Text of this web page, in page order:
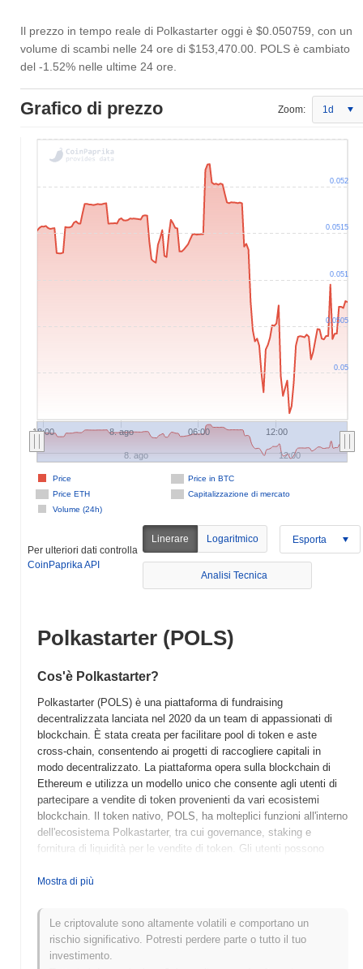
Il prezzo in tempo reale di Polkastarter oggi è $0.050759 , con un
volume di scambi nelle 24 ore di $153,470.00 . POLS è cambiato
del -1.52% nelle ultime 24 ore.
Grafico di prezzo Zoom: 1d
18:00 8. ago 06:00 12:00
Price in BTC
Price ETH
Capitalizzazione di mercato
Volume (24h)
Price
8. ago 12:00
0.05
0.0505
0.051
0.0515
0.052
Per ulteriori dati controlla
CoinPaprika API
Linerare Logaritmico Esporta
Analisi Tecnica
Polkastarter (POLS)
Cos'è Polkastarter?
Polkastarter (POLS) è una piattaforma di fundraising
decentralizzata lanciata nel 2020 da un team di appassionati di
blockchain. È stata creata per facilitare pool di token e aste
cross-chain, consentendo ai progetti di raccogliere capitali in
modo decentralizzato. La piattaforma opera sulla blockchain di
Ethereum e utilizza un modello unico che consente agli utenti di
partecipare a vendite di token provenienti da vari ecosistemi
blockchain. Il token nativo, POLS, ha molteplici funzioni all'interno
dell'ecosistema Polkastarter, tra cui governance, staking e
fornitura di liquidità per le vendite di token. Gli utenti possono
a offerte di token esclusive, migliorando la loro partecipazione
sull'interoperabilità e la sua capacità di supportare progetti
attraverso diverse reti blockchain, posizionandosi come un attore
significativo nello spazio della finanza decentralizzata (DeFi). Il
suo approccio innovativo al fundraising e all'engagement della
Mostra di più
Le criptovalute sono altamente volatili e comportano un
rischio significativo. Potresti perdere parte o tutto il tuo
investimento.